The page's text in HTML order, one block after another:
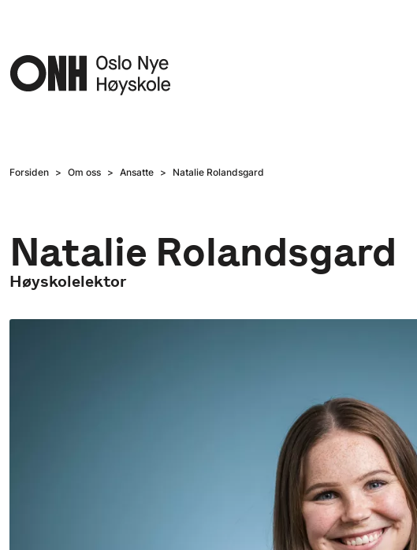
Forsiden Om oss Ansatte Natalie Rolandsgard
Natalie Rolandsgard
Høyskolelektor